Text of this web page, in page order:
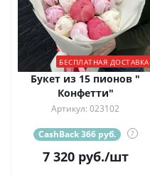
БЕСПЛАТНАЯ ДОСТАВКА
Букет из 15 пионов "
Конфетти"
Артикул: 023102
CashBack 366 руб. ?
7 320руб./шт